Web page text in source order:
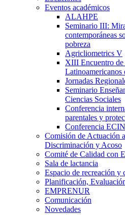
Eventos académicos
ALAHPE
Seminario III:
contemporáneas
pobreza
Agricliometrics V
XIII Encuentro de
Latinoamericanos
Jornadas
Seminario
Ciencias Sociales
Conferencia
parentales y
Conferencia
Comisión de Actuación
Discriminación y Acoso
Comité de Calidad con
Sala de lactancia
Espacio de recreación y
Planificación,
EMPRENUR
Comunicación
Novedades